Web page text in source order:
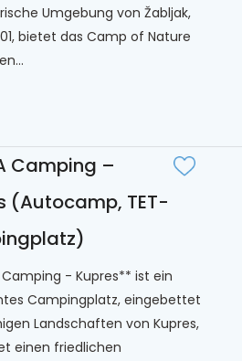
Umgebung von Žabljak,
bietet das Camp of Nature
Camping –
(Autocamp, TET-
Camping - Kupres** ist ein
Campingplatz, eingebettet
Landschaften von Kupres,
einen friedlichen